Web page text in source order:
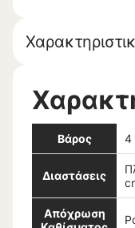
Βάρος 4
Διαστάσεις
Απόχρωση